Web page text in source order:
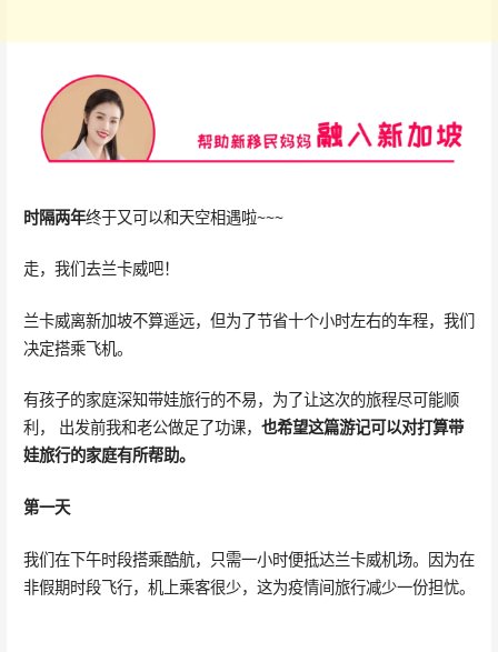
时隔两年终于又可以和天空相遇啦~~~
走，我们去兰卡威吧！
兰卡威离新加坡不算遥远，但为了节省十个小时左右的车程，我们
决定搭乘飞机。
有孩子的家庭深知带娃旅行的不易，为了让这次的旅程尽可能顺
利， 出发前我和老公做足了功课， 也希望这篇游记可以对打算带
娃旅行的家庭有所帮助。
第一天
我们在下午时段搭乘酷航，只需一小时便抵达兰卡威机场。因为在
非假期时段飞行，机上乘客很少，这为疫情间旅行减少一份担忧。